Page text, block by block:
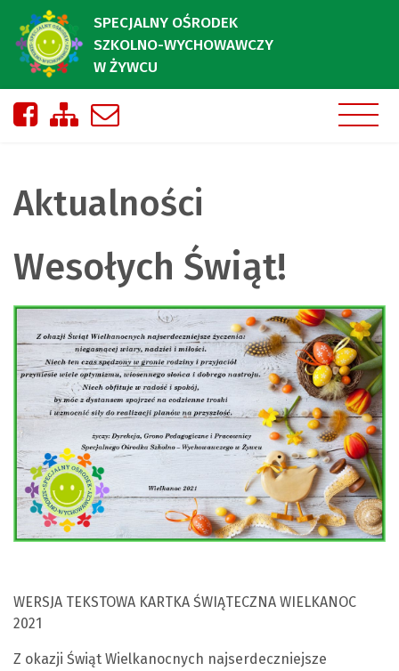
SPECJALNY OŚRODEK
SZKOLNO-WYCHOWAWCZY
W ŻYWCU
Nasza strona na Facebooku
Zobacz mapę strony
Aktualności
Wesołych Świąt!
WERSJA TEKSTOWA KARTKA ŚWIĄTECZNA WIELKANOC
2021
Z okazji Świąt Wielkanocnych najserdeczniejsze